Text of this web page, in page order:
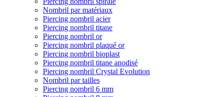
Nombril par matériaux
Piercing nombril acier
Piercing nombril titane
Piercing nombril or
Piercing nombril plaqué or
Piercing nombril bioplast
Piercing nombril titane anodisé
Piercing nombril Crystal Evolution
Nombril par tailles
Piercing nombril 6 mm